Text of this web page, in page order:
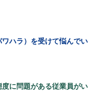
ハラ）を受けて悩んでい
に問題がある従業員がい